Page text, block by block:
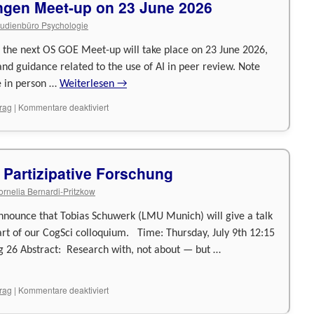
Meet-up on 23 June 2026
Psychologie
next OS GOE Meet-up will take place on 23 June 2026,
guidance related to the use of AI in peer review. Note
in person … Weiterlesen →
| Kommentare deaktiviertfür
Science
up
on
2026
Forschung
Bernardi-Pritzkow
that Tobias Schuwerk (LMU Munich) will give a talk
of our CogSci colloquium. Time: Thursday, July 9th 12:15
26 Abstract: Research with, not about — but …
| Kommentare deaktiviertfür